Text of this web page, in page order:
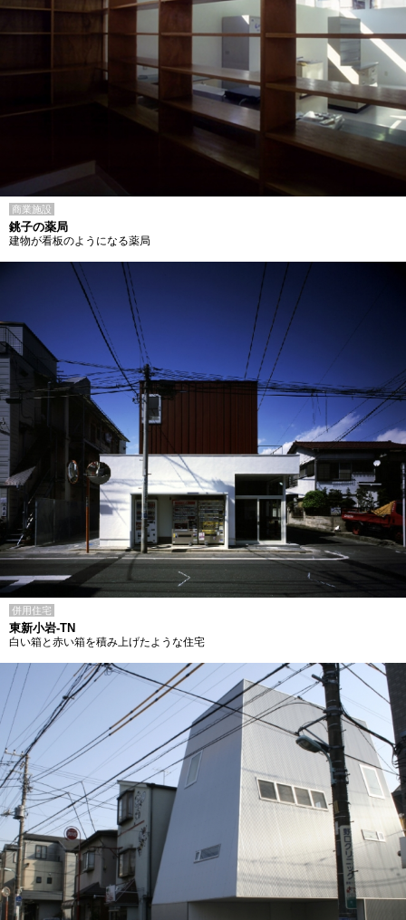
商業施設
銚子の薬局
建物が看板のようになる薬局
併用住宅
東新小岩-TN
白い箱と赤い箱を積み上げたような住宅